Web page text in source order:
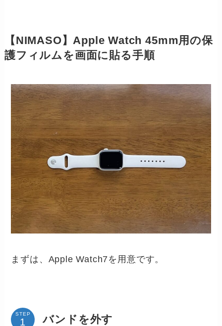
【NIMASO】Apple Watch 45mm用の保
護フィルムを画面に貼る手順
まずは、Apple Watch7を用意です。
STEP バンドを外す